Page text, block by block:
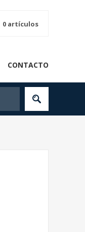
0 artículos
CONTACTO